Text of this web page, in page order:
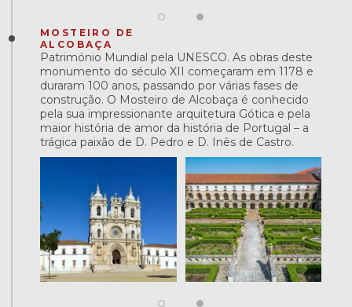
MOSTEIRO DE
ALCOBAÇA
Património Mundial pela UNESCO. As obras deste
monumento do século XII começaram em 1178 e
duraram 100 anos, passando por várias fases de
construção. O Mosteiro de Alcobaça é conhecido
pela sua impressionante arquitetura Gótica e pela
maior história de amor da história de Portugal – a
trágica paixão de D. Pedro e D. Inês de Castro.